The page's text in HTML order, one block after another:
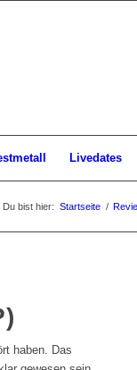
Livedates
Du bist hier: Startseite /
haben. Das